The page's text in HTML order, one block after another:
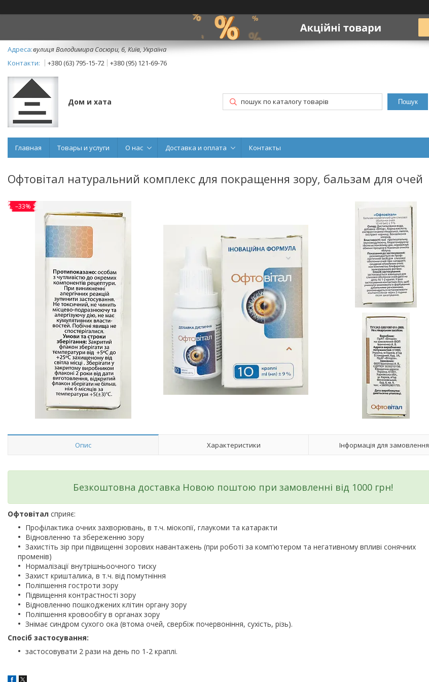
вулиця Володимира Сосюри, 6, Київ, Україна
+380 (63) 795-15-72
+380 (95) 121-69-76
Дом и хата Пошук
Главная Товары и услуги О нас Доставка и оплата Контакты
Офтовітал натуральний комплекс для покращення зору, бальзам для очей
–33%
Опис Характеристики Інформація для замовлення
Безкоштовна доставка Новою поштою при замовленні від 1000 грн!
Офтовітал сприяє:
Профілактика очних захворювань, в т.ч. міокопії, глаукоми та катаракти
Відновленню та збереженню зору
Захистіть зір при підвищенні зорових навантажень (при роботі за комп'ютером та негативному впливі сонячних
променів)
Нормалізації внутрішньоочного тиску
Захист кришталика, в т.ч. від помутніння
Поліпшення гостроти зору
Підвищення контрастності зору
Відновленню пошкоджених клітин органу зору
Поліпшення кровообігу в органах зору
Знімає синдром сухого ока (втома очей, свербіж почервоніння, сухість, різь).
Спосіб застосування:
застосовувати 2 рази на день по 1-2 краплі.